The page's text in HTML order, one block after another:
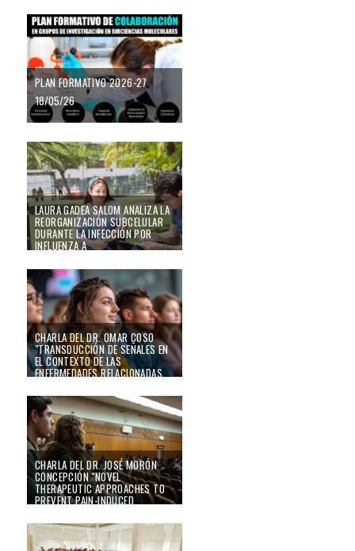
Plan Formativo 2026-27
PLAN FORMATIVO 2026-27
18/05/26
Laura Gadea Salom analiza la reorganización subcelular durante la
LAURA GADEA SALOM ANALIZA LA
REORGANIZACIÓN SUBCELULAR
DURANTE LA INFECCIÓN POR
INFLUENZA A
Charla del Dr. Omar Coso "Transducción de Señales en el contexto de las
CHARLA DEL DR. OMAR COSO
"TRANSDUCCIÓN DE SEÑALES EN
EL CONTEXTO DE LAS
ENFERMEDADES RELACIONADAS
KAPOSI Y MÁS ALLÁ"
23/09/25
Charla del Dr. José Morón Concepción "Novel therapeutic approaches to
CHARLA DEL DR. JOSÉ MORÓN
CONCEPCIÓN "NOVEL
THERAPEUTIC APPROACHES TO
PREVENT PAIN-INDUCED
AND FENTANYL OVERDOSES"
22/09/25
XII Jornada Científica de BIOTECMED